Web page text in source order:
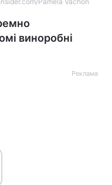
виноробні
Реклама